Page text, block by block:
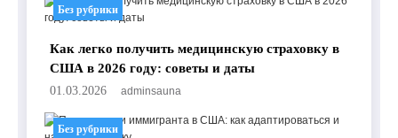
Без рубрики
Как легко получить медицинскую страховку в
США в 2026 году: советы и даты
01.03.2026 adminsauna
Без рубрики